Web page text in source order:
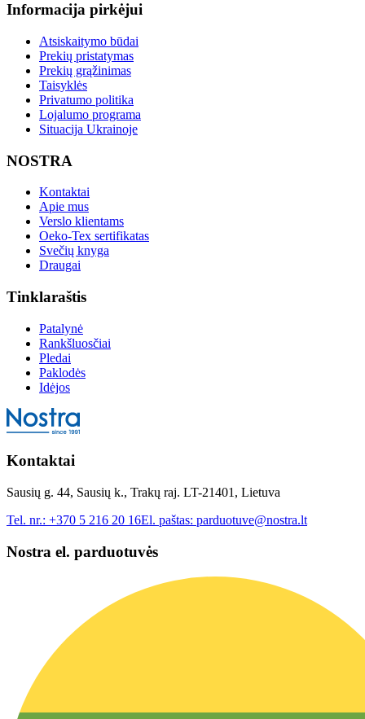
Informacija pirkėjui
Atsiskaitymo būdai
Prekių pristatymas
Prekių grąžinimas
Taisyklės
Privatumo politika
Lojalumo programa
Situacija Ukrainoje
NOSTRA
Kontaktai
Apie mus
Verslo klientams
Oeko-Tex sertifikatas
Svečių knyga
Draugai
Tinklaraštis
Patalynė
Rankšluosčiai
Pledai
Paklodės
Idėjos
Kontaktai
Sausių g. 44, Sausių k., Trakų raj. LT-21401, Lietuva
Tel. nr.: +370 5 216 20 16El. paštas: parduotuve@nostra.lt
Nostra el. parduotuvės